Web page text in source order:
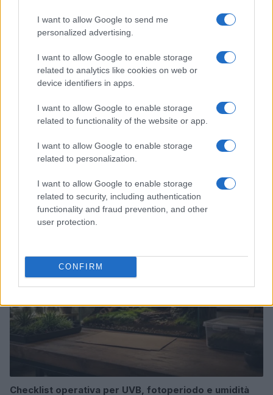
I want to allow Google to send me
personalized advertising.
I want to allow Google to enable storage
related to analytics like cookies on web or
device identifiers in apps.
I want to allow Google to enable storage
related to functionality of the website or app.
I want to allow Google to enable storage
related to personalization.
I want to allow Google to enable storage
related to security, including authentication
functionality and fraud prevention, and other
user protection.
CONFIRM
Continua a leggere
RETTILI & ANFIBI
Checklist operativa per UVB, fotoperiodo e umidità